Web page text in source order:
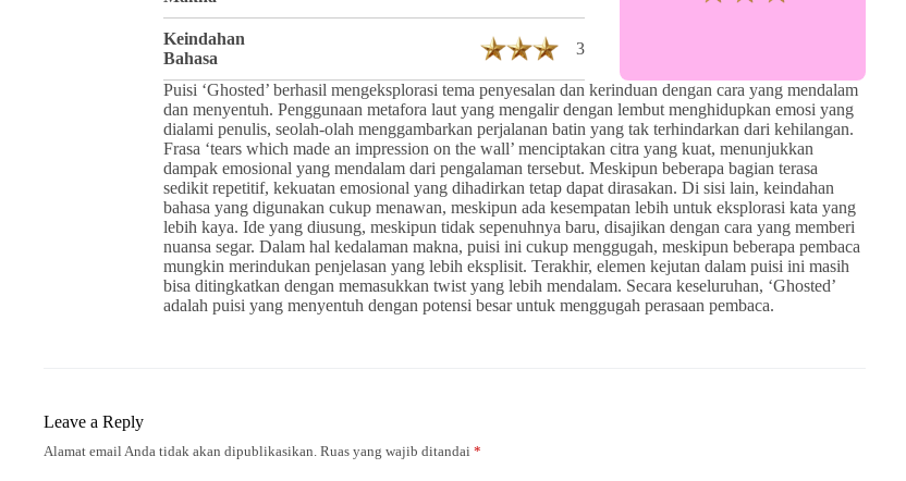
Keindahan
Bahasa
3
Puisi ‘Ghosted’ berhasil mengeksplorasi tema penyesalan dan kerinduan dengan cara yang mendalam
dan menyentuh. Penggunaan metafora laut yang mengalir dengan lembut menghidupkan emosi yang
dialami penulis, seolah-olah menggambarkan perjalanan batin yang tak terhindarkan dari kehilangan.
Frasa ‘tears which made an impression on the wall’ menciptakan citra yang kuat, menunjukkan
dampak emosional yang mendalam dari pengalaman tersebut. Meskipun beberapa bagian terasa
sedikit repetitif, kekuatan emosional yang dihadirkan tetap dapat dirasakan. Di sisi lain, keindahan
bahasa yang digunakan cukup menawan, meskipun ada kesempatan lebih untuk eksplorasi kata yang
lebih kaya. Ide yang diusung, meskipun tidak sepenuhnya baru, disajikan dengan cara yang memberi
nuansa segar. Dalam hal kedalaman makna, puisi ini cukup menggugah, meskipun beberapa pembaca
mungkin merindukan penjelasan yang lebih eksplisit. Terakhir, elemen kejutan dalam puisi ini masih
bisa ditingkatkan dengan memasukkan twist yang lebih mendalam. Secara keseluruhan, ‘Ghosted’
adalah puisi yang menyentuh dengan potensi besar untuk menggugah perasaan pembaca.
Leave a Reply
Alamat email Anda tidak akan dipublikasikan. Ruas yang wajib ditandai *